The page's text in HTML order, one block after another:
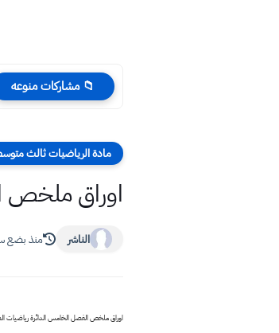
📁 مشاركات منوعه
مادة الرياضيات ثالث
اوراق ملخص
الناشر منذ بضع
اوراق ملخص الفصل الخامس الدائرة رياضيات